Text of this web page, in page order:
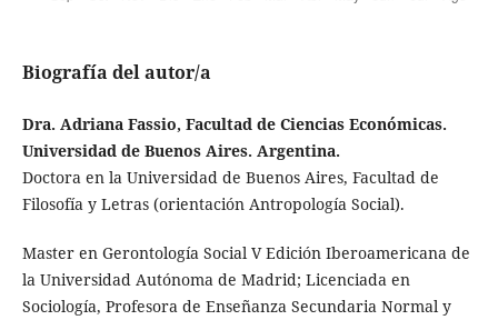
Biografía del autor/a
Dra. Adriana Fassio, Facultad de Ciencias Económicas.
Universidad de Buenos Aires. Argentina.
Doctora en la Universidad de Buenos Aires, Facultad de
Filosofía y Letras (orientación Antropología Social).
Master en Gerontología Social V Edición Iberoamericana de
la Universidad Autónoma de Madrid; Licenciada en
Sociología, Profesora de Enseñanza Secundaria Normal y